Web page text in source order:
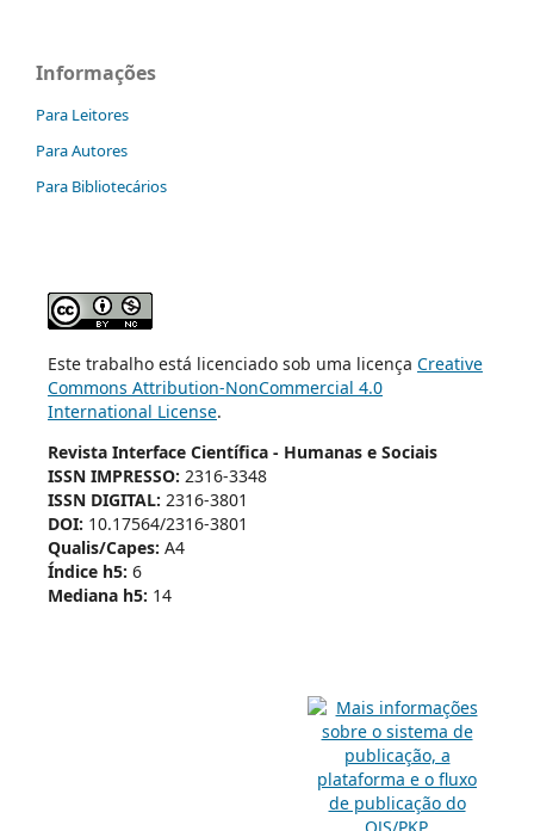
Informações
Para Leitores
Para Autores
Para Bibliotecários
Este trabalho está licenciado sob uma licença Creative
Commons Attribution-NonCommercial 4.0
International License.
Revista Interface Científica - Humanas e Sociais
ISSN IMPRESSO: 2316-3348
ISSN DIGITAL: 2316-3801
DOI: 10.17564/2316-3801
Qualis/Capes: A4
Índice h5: 6
Mediana h5: 14